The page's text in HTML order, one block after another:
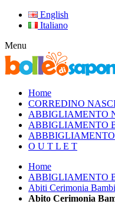
English
Italiano
Menu
Home
CORREDINO
ABBIGLIAMENTO
ABBIGLIAMENTO
O U T L E T
Home
ABBIGLIAMENTO
Abiti Cerimonia
Abito Cerimonia